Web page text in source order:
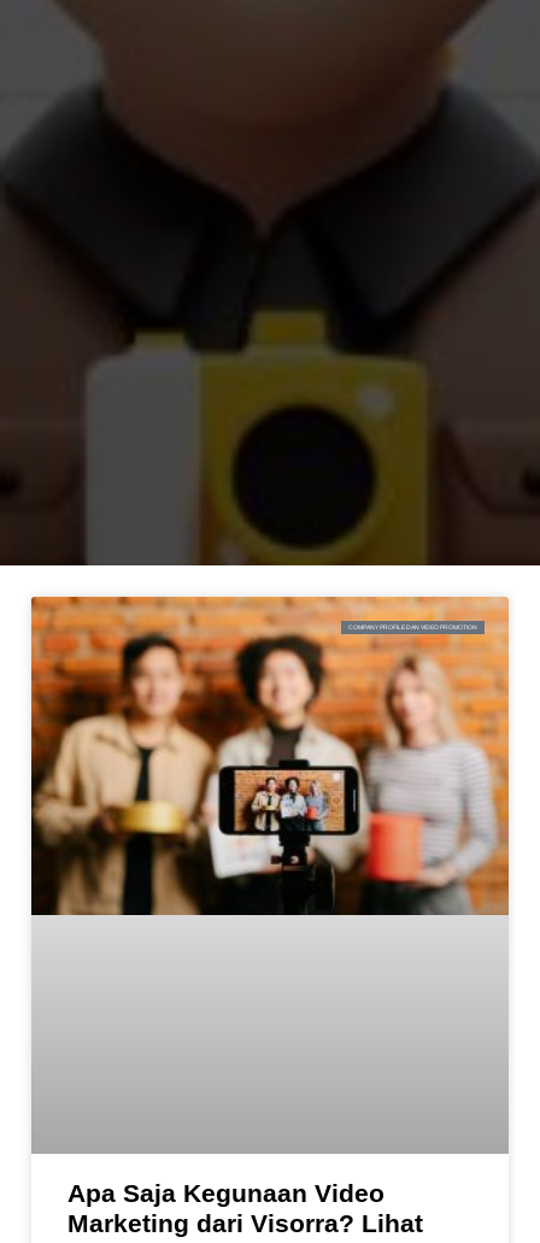
COMPANY PROFILE DAN VIDEO PROMOTION
Apa Saja Kegunaan Video
Marketing dari Visorra? Lihat